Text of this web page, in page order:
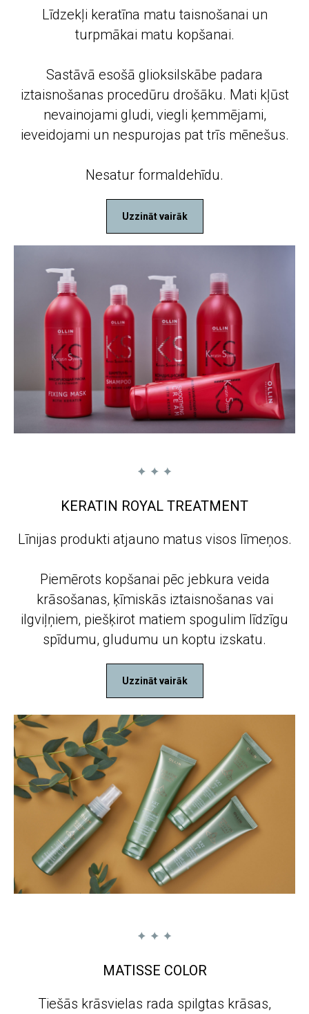
Līdzekļi keratīna matu taisnošanai un
turpmākai matu kopšanai.
Sastāvā esošā glioksilskābe padara
iztaisnošanas procedūru drošāku. Mati kļūst
nevainojami gludi, viegli ķemmējami,
ieveidojami un nespurojas pat trīs mēnešus.
Nesatur formaldehīdu.
Uzzināt vairāk
KERATIN ROYAL TREATMENT
Līnijas produkti atjauno matus visos līmeņos.
Piemērots kopšanai pēc jebkura veida
krāsošanas, ķīmiskās iztaisnošanas vai
ilgviļņiem, piešķirot matiem spogulim līdzīgu
spīdumu, gludumu un koptu izskatu.
Uzzināt vairāk
MATISSE COLOR
Tiešās krāsvielas rada spilgtas krāsas,